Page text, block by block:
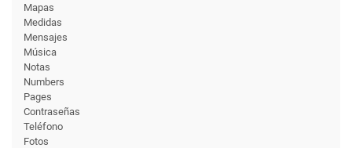
Mapas
Medidas
Mensajes
Música
Notas
Numbers
Pages
Contraseñas
Teléfono
Fotos